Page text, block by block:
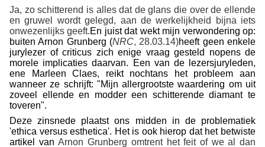
Ja, zo schitterend is alles dat de glans die over de ellende
en gruwel wordt gelegd, aan de werkelijkheid bijna iets
onwezenlijks geeft.En juist dat wekt mijn verwondering op:
buiten Arnon Grunberg (NRC, 28.03.14)heeft geen enkele
jurylezer of criticus zich enige vraag gesteld nopens de
morele implicaties daarvan. Een van de lezersjuryleden,
ene Marleen Claes, reikt nochtans het probleem aan
wanneer ze schrijft: "Mijn allergrootste waardering om uit
zoveel ellende en modder een schitterende diamant te
toveren".
Deze zinsnede plaatst ons midden in de problematiek
'ethica versus esthetica'. Het is ook hierop dat het betwiste
artikel van Arnon Grunberg omtrent het feit of we al dan